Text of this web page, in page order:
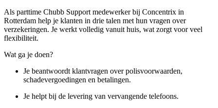
Als parttime Chubb Support medewerker bij Concentrix in
Rotterdam help je klanten in drie talen met hun vragen over
verzekeringen. Je werkt volledig vanuit huis, wat zorgt voor veel
flexibiliteit.
Wat ga je doen?
Je beantwoordt klantvragen over polisvoorwaarden,
schadevergoedingen en betalingen.
Je helpt bij de levering van vervangende telefoons.